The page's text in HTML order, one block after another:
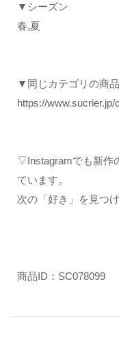
▼シーズン
春,夏
▼同じカテゴリの商
https://www.sucrier.jp/
▽Instagramでも新作
ています。
次の「好き」を見つ
商品ID：SC078099